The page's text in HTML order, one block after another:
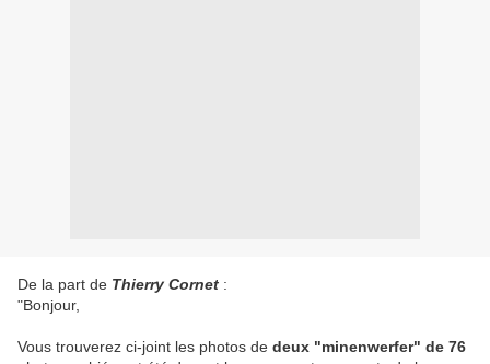
De la part de Thierry Cornet :
"Bonjour,
Vous trouverez ci-joint les photos de deux "minenwerfer" de 76